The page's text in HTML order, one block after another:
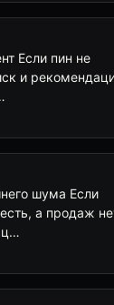
Если пин не
и
шума Если
а продаж
ц…